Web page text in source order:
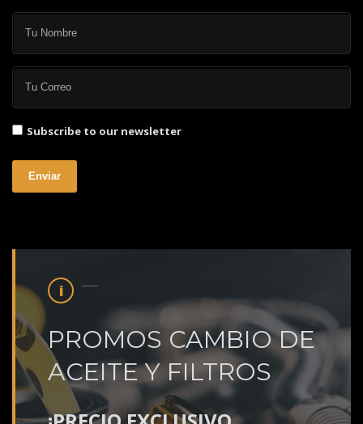
Subscribe to our newsletter
Enviar
PROMOS CAMBIO DE
ACEITE Y FILTROS